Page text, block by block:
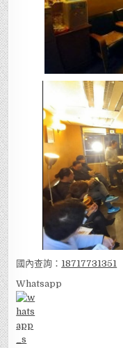
國內查詢： 18717731351
Whatsapp